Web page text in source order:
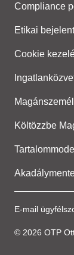
E-mail
© 2026 OTP
Compliance
Etikai
Cookie
Költözzbe